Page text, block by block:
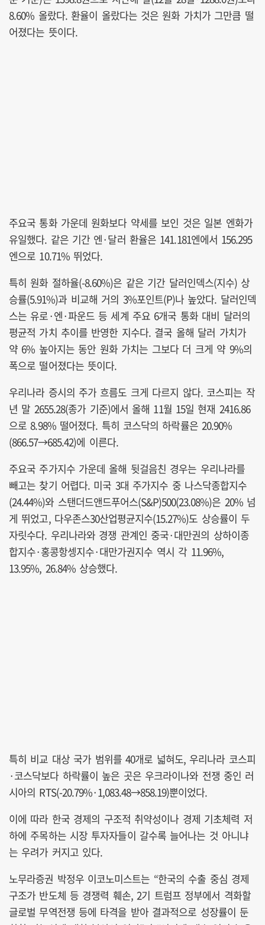
8.60% 올랐다. 환율이 올랐다는 것은 원화 가치가 그만큼 떨
어졌다는 뜻이다.
주요국 통화 가운데 원화보다 약세를 보인 것은 일본 엔화가
유일했다. 같은 기간 엔·달러 환율은 141.181엔에서 156.295
엔으로 10.71% 뛰었다.
특히 원화 절하율(-8.60%)은 같은 기간 달러인덱스(지수) 상
승률(5.91%)과 비교해 거의 3%포인트(P)나 높았다. 달러인덱
스는 유로·엔·파운드 등 세계 주요 6개국 통화 대비 달러의
평균적 가치 추이를 반영한 지수다. 결국 올해 달러 가치가
약 6% 높아지는 동안 원화 가치는 그보다 더 크게 약 9%의
폭으로 떨어졌다는 뜻이다.
우리나라 증시의 주가 흐름도 크게 다르지 않다. 코스피는 작
년 말 2655.28(종가 기준)에서 올해 11월 15일 현재 2416.86
으로 8.98% 떨어졌다. 특히 코스닥의 하락률은 20.90%
(866.57→685.42)에 이른다.
주요국 주가지수 가운데 올해 뒷걸음친 경우는 우리나라를
빼고는 찾기 어렵다. 미국 3대 주가지수 중 나스닥종합지수
(24.44%)와 스탠더드앤드푸어스(S&P)500(23.08%)은 20% 넘
게 뛰었고, 다우존스30산업평균지수(15.27%)도 상승률이 두
자릿수다. 우리나라와 경쟁 관계인 중국·대만권의 상하이종
합지수·홍콩항셍지수·대만가권지수 역시 각 11.96%,
13.95%, 26.84% 상승했다.
특히 비교 대상 국가 범위를 40개로 넓혀도, 우리나라 코스피
·코스닥보다 하락률이 높은 곳은 우크라이나와 전쟁 중인 러
시아의 RTS(-20.79%·1,083.48→858.19)뿐이었다.
이에 따라 한국 경제의 구조적 취약성이나 경제 기초체력 저
하에 주목하는 시장 투자자들이 갈수록 늘어나는 것 아니냐
는 우려가 커지고 있다.
노무라증권 박정우 이코노미스트는 “한국의 수출 중심 경제
구조가 반도체 등 경쟁력 훼손, 2기 트럼프 정부에서 격화할
글로벌 무역전쟁 등에 타격을 받아 결과적으로 성장률이 둔